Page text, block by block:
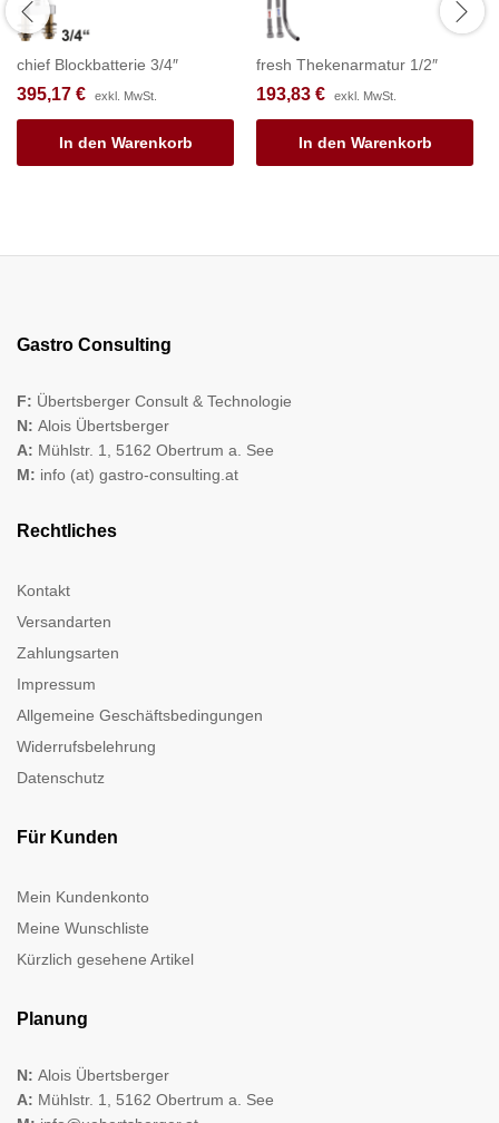
chief Blockbatterie 3/4″
395,17 € exkl. MwSt.
In den Warenkorb
fresh Thekenarmatur 1/2″
193,83 € exkl. MwSt.
In den Warenkorb
Gastro Consulting
F: Übertsberger Consult & Technologie
N: Alois Übertsberger
A: Mühlstr. 1, 5162 Obertrum a. See
M: info (at) gastro-consulting.at
Rechtliches
Kontakt
Versandarten
Zahlungsarten
Impressum
Allgemeine Geschäftsbedingungen
Widerrufsbelehrung
Datenschutz
Für Kunden
Mein Kundenkonto
Meine Wunschliste
Kürzlich gesehene Artikel
Planung
N: Alois Übertsberger
A: Mühlstr. 1, 5162 Obertrum a. See